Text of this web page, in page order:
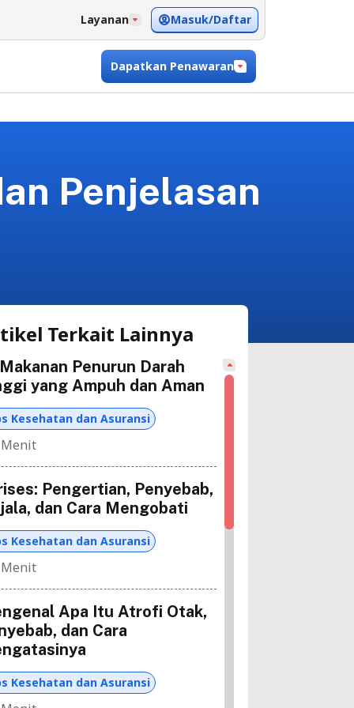
Layanan Masuk/Daftar
Dapatkan Penawaran
Penjelasan
Terkait Lainnya
Penurun Darah
yang Ampuh dan Aman
Kesehatan dan Asuransi
Pengertian, Penyebab,
dan Cara Mengobati
Kesehatan dan Asuransi
Apa Itu Atrofi Otak,
dan Cara
Kesehatan dan Asuransi